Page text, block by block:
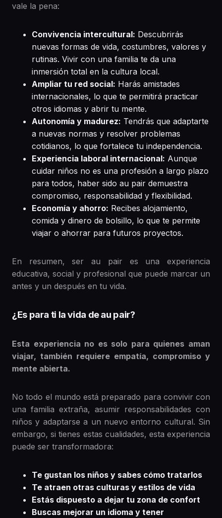
vale la pena:
Convivencia intercultural: Descubrirás
nuevas formas de vida, costumbres, valores y
rutinas. Vivir con una familia te da una
inmersión total en la cultura local.
Ampliar tu red social: Harás amistades
internacionales, lo que te permitirá practicar
otros idiomas y abrir tu mente.
Autonomía y madurez: Tendrás que adaptarte
a nuevas normas y resolver problemas
cotidianos, lo que fortalece tu independencia.
Experiencia laboral internacional: Aunque
cuidar niños no es una profesión a largo plazo
para todos, haber sido au pair demuestra
compromiso, responsabilidad y flexibilidad.
Economía y ahorro: Recibes alojamiento,
comida y dinero de bolsillo, lo que te permite
viajar o ahorrar para futuros proyectos.
En resumen, ser au pair es una experiencia
educativa, social y profesional que puede marcar un
antes y un después en tu vida.
¿Es para ti la vida de au pair?
Esta experiencia no es solo para quienes aman
viajar, también requiere empatía, compromiso y
mente abierta.
No todo el mundo está preparado para convivir con
una familia extraña, asumir responsabilidades con
niños y adaptarse a un nuevo entorno cultural. Sin
embargo, si tienes estas cualidades, esta experiencia
puede ser transformadora:
Te gustan los niños y sabes cómo tratarlos
Te atraen otras culturas y estilos de vida
Estás dispuesto a dejar tu zona de confort
Buscas mejorar un idioma y tener